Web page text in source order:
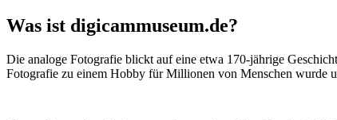
Was ist digicammuseum.de?
Die analoge Fotografie blickt auf eine etwa 170-jährige
Fotografie zu einem Hobby für Millionen von Menschen wurde